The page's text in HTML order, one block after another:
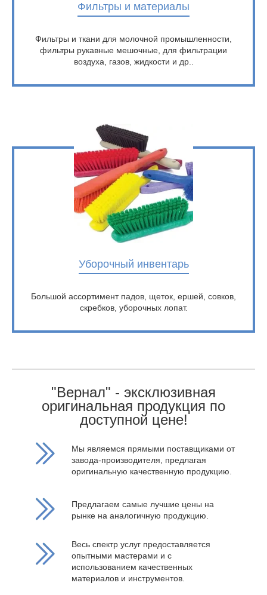
Фильтры и материалы
Фильтры и ткани для молочной промышленности,
фильтры рукавные мешочные, для фильтрации
воздуха, газов, жидкости и др..
Уборочный инвентарь
Большой ассортимент падов, щеток, ершей, совков,
скребков, уборочных лопат.
"Вернал" - эксклюзивная
оригинальная продукция по
доступной цене!
Мы являемся прямыми поставщиками от
завода-производителя, предлагая
оригинальную качественную продукцию.
Предлагаем самые лучшие цены на
рынке на аналогичную продукцию.
Весь спектр услуг предоставляется
опытными мастерами и с
использованием качественных
материалов и инструментов.